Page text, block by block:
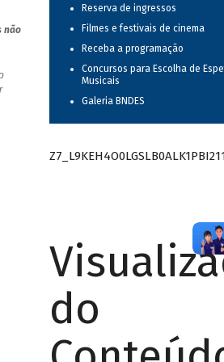
não
Reserva de ingressos
Filmes e festivais de cinema
Receba a programação
Concursos para Escolha de
Musicais
Galeria BNDES
do